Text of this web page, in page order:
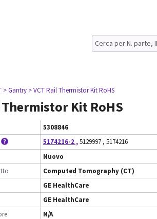
> Gantry > VCT Rail Thermistor Kit RoHS
Thermistor Kit RoHS
5308846
5174216-2 ,5129997 , 5174216
Nuovo
Computed Tomography (CT)
GE HealthCare
GE HealthCare
N/A